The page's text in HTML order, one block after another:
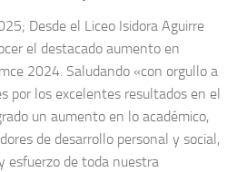
Desde el Liceo Isidora Aguirre
el destacado aumento en
2024. Saludando «con orgullo a
por los excelentes resultados en el
un aumento en lo académico,
de desarrollo personal y social,
esfuerzo de toda nuestra